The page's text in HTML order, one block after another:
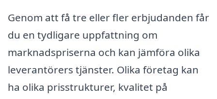
Genom att få tre eller fler erbjudanden får
du en tydligare uppfattning om
marknadspriserna och kan jämföra olika
leverantörers tjänster. Olika företag kan
ha olika prisstrukturer, kvalitet på